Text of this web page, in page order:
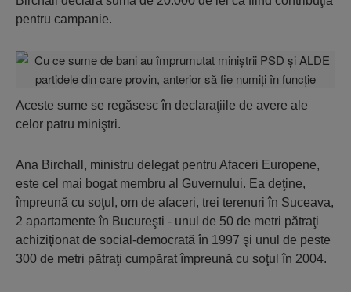
pentru campanie.
Aceste sume se regăsesc în declaraţiile de avere ale
celor patru miniştri.
Ana Birchall, ministru delegat pentru Afaceri Europene,
este cel mai bogat membru al Guvernului. Ea deţine,
împreună cu soţul, om de afaceri, trei terenuri în Suceava,
2 apartamente în Bucureşti - unul de 50 de metri pătraţi
achiziţionat de social-democrată în 1997 şi unul de peste
300 de metri pătraţi cumpărat împreună cu soţul în 2004.